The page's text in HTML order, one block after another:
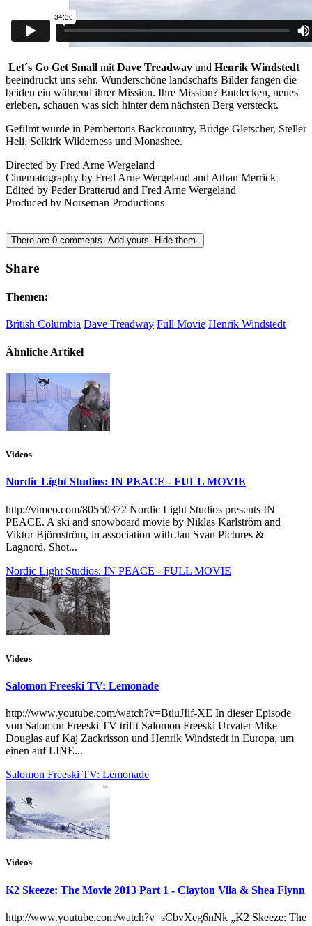
Let´s Go Get Small mit Dave Treadway und Henrik Windstedt
beeindruckt uns sehr. Wunderschöne landschafts Bilder fangen die
beiden ein während ihrer Mission. Ihre Mission? Entdecken, neues
erleben, schauen was sich hinter dem nächsten Berg versteckt.
Gefilmt wurde in Pembertons Backcountry, Bridge Gletscher, Steller
Heli, Selkirk Wilderness und Monashee.
Directed by Fred Arne Wergeland
Cinematography by Fred Arne Wergeland and Athan Merrick
Edited by Peder Bratterud and Fred Arne Wergeland
Produced by Norseman Productions
There are 0 comments. Add yours. Hide them.
Share
Themen:
British Columbia Dave Treadway Full Movie Henrik Windstedt
Ähnliche Artikel
Videos
Nordic Light Studios: IN PEACE - FULL MOVIE
http://vimeo.com/80550372 Nordic Light Studios presents IN
PEACE. A ski and snowboard movie by Niklas Karlström and
Viktor Björnström, in association with Jan Svan Pictures &
Lagnord. Shot...
Nordic Light Studios: IN PEACE - FULL MOVIE
Videos
Salomon Freeski TV: Lemonade
http://www.youtube.com/watch?v=BtiuJIif-XE In dieser Episode
von Salomon Freeski TV trifft Salomon Freeski Urvater Mike
Douglas auf Kaj Zackrisson und Henrik Windstedt in Europa, um
einen auf LINE...
Salomon Freeski TV: Lemonade
Videos
K2 Skeeze: The Movie 2013 Part 1 - Clayton Vila & Shea Flynn
http://www.youtube.com/watch?v=sCbvXeg6nNk „K2 Skeeze: The